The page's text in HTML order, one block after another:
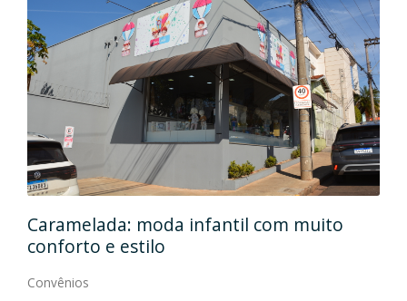
Caramelada: moda infantil com muito
conforto e estilo
Convênios